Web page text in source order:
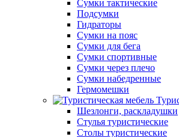
Сумки тактические
Подсумки
Гидраторы
Сумки на пояс
Сумки для бега
Сумки спортивные
Сумки через плечо
Сумки набедренные
Гермомешки
Шезлонги, раскладушки
Стулья туристические
Столы туристические